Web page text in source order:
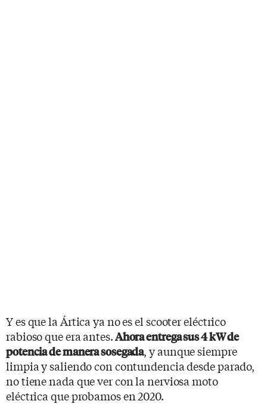
Y es que la Ártica ya no es el scooter eléctrico
rabioso que era antes.Ahora entrega sus 4 kW de
potencia de manera sosegada, y aunque siempre
limpia y saliendo con contundencia desde parado,
no tiene nada que ver con la nerviosa moto
eléctrica que probamos en 2020.